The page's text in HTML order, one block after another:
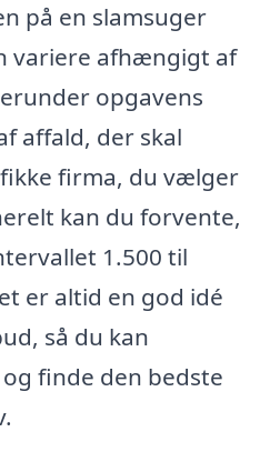
på en slamsuger
variere afhængigt af
opgavens
affald, der skal
firma, du vælger
kan du forvente,
1.500 til
er altid en god idé
så du kan
finde den bedste